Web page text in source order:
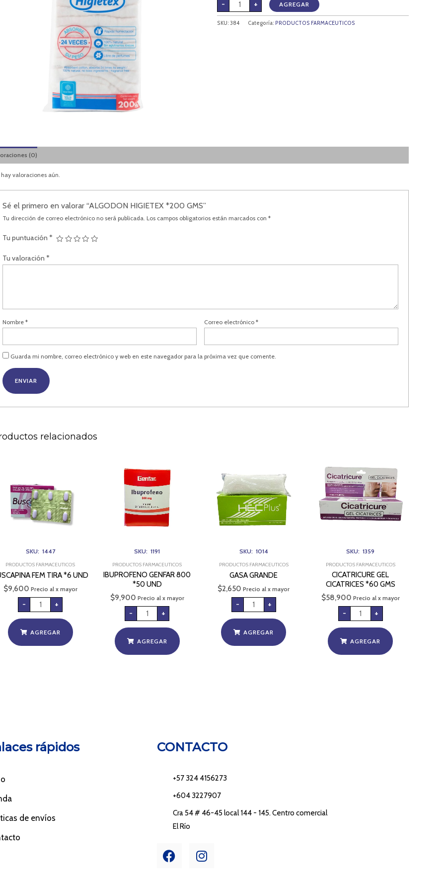
- + AGREGAR
SKU:384 Categoría: PRODUCTOS FARMACEUTICOS
(0)
valoraciones aún.
Sé el primero en valorar “ALGODON HIGIETEX *200 GMS”
Tu dirección de correo electrónico no será publicada. Los campos obligatorios están marcados con*
Tu puntuación*
Tu valoración*
Nombre* Correo electrónico*
Guarda mi nombre, correo electrónico y web en este navegador para la próxima vez que comente.
relacionados
SKU: 1447
PRODUCTOS FARMACEUTICOS
FEM TIRA *6 UND
$9,600 Precio al x mayor
- +
AGREGAR
SKU: 1191
PRODUCTOS FARMACEUTICOS
IBUPROFENO GENFAR 800
*50 UND
$9,900 Precio al x mayor
-
*50
UND
cantidad
+
AGREGAR
SKU: 1014
PRODUCTOS FARMACEUTICOS
GASA GRANDE
$2,650 Precio al x mayor
- +
AGREGAR
SKU: 1359
PRODUCTOS FARMACEUTICOS
CICATRICURE GEL
CICATRICES *60 GMS
$58,900 Precio al x mayor
-
*60
GMS
cantidad
+
AGREGAR
rápidos
de envíos
CONTACTO
+57 324 4156273
+604 3227907
Cra 54 # 46-45 local 144 - 145. Centro comercial
El Río
F
a
I
n